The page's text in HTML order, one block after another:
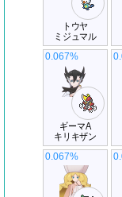
トウヤ
ミジュマル
ギーマA
キリキザン
0.067%
0.067%